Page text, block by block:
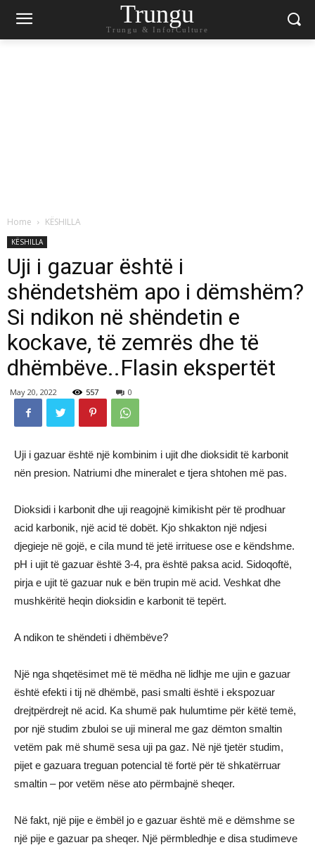
Trungu
Trungu & InforCulture
Home KËSHILLA
KËSHILLA
Uji i gazuar është i
shëndetshëm apo i dëmshëm?
Si ndikon në shëndetin e
kockave, të zemrës dhe të
dhëmbëve..Flasin ekspertët
May 20, 2022 557 0
Uji i gazuar është një kombinim i ujit dhe dioksidit të karbonit
nën presion. Natriumi dhe mineralet e tjera shtohen më pas.
Dioksidi i karbonit dhe uji reagojnë kimikisht për të prodhuar
acid karbonik, një acid të dobët. Kjo shkakton një ndjesi
djegieje në gojë, e cila mund të jetë irrituese ose e këndshme.
pH i ujit të gazuar është 3-4, pra është paksa acid. Sidoqoftë,
pirja e ujit të gazuar nuk e bën trupin më acid. Veshkat dhe
mushkëritë heqin dioksidin e karbonit të tepërt.
A ndikon te shëndeti i dhëmbëve?
Një nga shqetësimet më të mëdha në lidhje me ujin e gazuar
është efekti i tij në dhëmbë, pasi smalti është i ekspozuar
drejtpërdrejt në acid. Ka shumë pak hulumtime për këtë temë,
por një studim zbuloi se uji mineral me gaz dëmton smaltin
vetëm pak më shumë sesa uji pa gaz. Në një tjetër studim,
pijet e gazuara treguan potencial të fortë për të shkatërruar
smaltin – por vetëm nëse ato përmbajnë sheqer.
Në fakt, një pije e ëmbël jo e gazuar është më e dëmshme se
një pije e gazuar pa sheqer. Një përmbledhje e disa studimeve